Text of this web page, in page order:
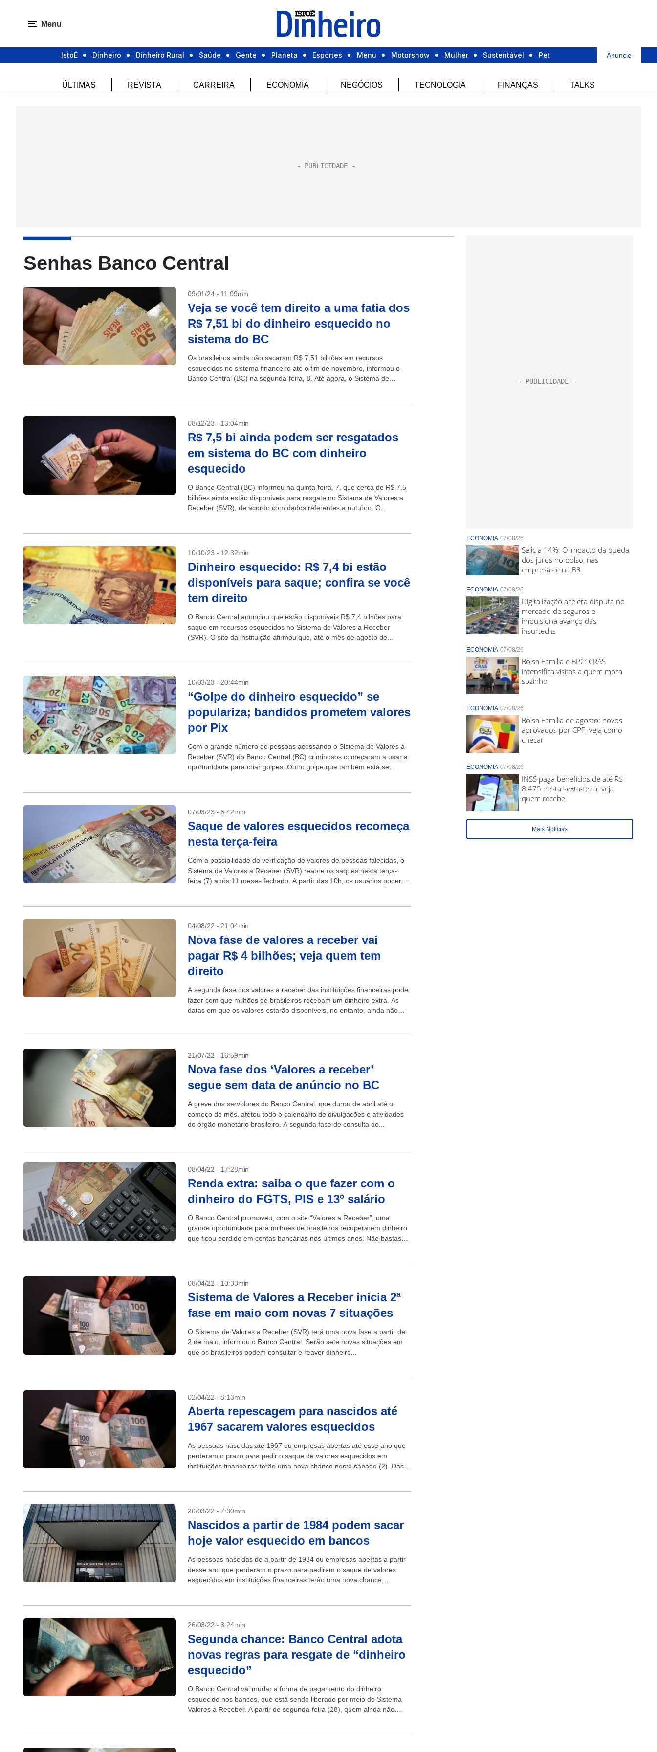
Menu
IstoÉ Dinheiro Dinheiro Rural Saúde Gente Planeta Esportes Menu Motorshow Mulher Sustentável Pet Anuncie
ÚLTIMAS REVISTA CARREIRA ECONOMIA NEGÓCIOS TECNOLOGIA FINANÇAS TALKS
Senhas Banco Central
09/01/24 - 11:09min
Veja se você tem direito a uma fatia dos
R$ 7,51 bi do dinheiro esquecido no
sistema do BC
Os brasileiros ainda não sacaram R$ 7,51 bilhões em recursos
esquecidos no sistema financeiro até o fim de novembro, informou o
Banco Central (BC) na segunda-feira, 8. Até agora, o Sistema de
08/12/23 - 13:04min
R$ 7,5 bi ainda podem ser resgatados
em sistema do BC com dinheiro
esquecido
O Banco Central (BC) informou na quinta-feira, 7, que cerca de R$ 7,5
bilhões ainda estão disponíveis para resgate no Sistema de Valores a
Receber (SVR), de acordo com dados referentes a outubro. O...
10/10/23 - 12:32min
Dinheiro esquecido: R$ 7,4 bi estão
disponíveis para saque; confira se você
tem direito
O Banco Central anunciou que estão disponíveis R$ 7,4 bilhões para
saque em recursos esquecidos no Sistema de Valores a Receber
(SVR). O site da instituição afirmou que, até o mês de agosto de...
10/03/23 - 20:44min
“Golpe do dinheiro esquecido” se
populariza; bandidos prometem valores
por Pix
Com o grande número de pessoas acessando o Sistema de Valores a
Receber (SVR) do Banco Central (BC) criminosos começaram a usar a
oportunidade para criar golpes. Outro golpe que também está se
07/03/23 - 6:42min
Saque de valores esquecidos recomeça
nesta terça-feira
Com a possibilidade de verificação de valores de pessoas falecidas, o
Sistema de Valores a Receber (SVR) reabre os saques nesta terça-
feira (7) após 11 meses fechado. A partir das 10h, os usuários poderão
04/08/22 - 21:04min
Nova fase de valores a receber vai
pagar R$ 4 bilhões; veja quem tem
direito
A segunda fase dos valores a receber das instituições financeiras pode
fazer com que milhões de brasileiros recebam um dinheiro extra. As
datas em que os valores estarão disponíveis, no entanto, ainda não
21/07/22 - 16:59min
Nova fase dos ‘Valores a receber’
segue sem data de anúncio no BC
A greve dos servidores do Banco Central, que durou de abril até o
começo do mês, afetou todo o calendário de divulgações e atividades
do órgão monetário brasileiro. A segunda fase de consulta do...
08/04/22 - 17:28min
Renda extra: saiba o que fazer com o
dinheiro do FGTS, PIS e 13º salário
O Banco Central promoveu, com o site “Valores a Receber”, uma
grande oportunidade para milhões de brasileiros recuperarem dinheiro
que ficou perdido em contas bancárias nos últimos anos. Não bastasse
08/04/22 - 10:33min
Sistema de Valores a Receber inicia 2ª
fase em maio com novas 7 situações
O Sistema de Valores a Receber (SVR) terá uma nova fase a partir de
2 de maio, informou o Banco Central. Serão sete novas situações em
que os brasileiros podem consultar e reaver dinheiro...
02/04/22 - 8:13min
Aberta repescagem para nascidos até
1967 sacarem valores esquecidos
As pessoas nascidas até 1967 ou empresas abertas até esse ano que
perderam o prazo para pedir o saque de valores esquecidos em
instituições financeiras terão uma nova chance neste sábado (2). Das
26/03/22 - 7:30min
Nascidos a partir de 1984 podem sacar
hoje valor esquecido em bancos
As pessoas nascidas de a partir de 1984 ou empresas abertas a partir
desse ano que perderam o prazo para pedirem o saque de valores
esquecidos em instituições financeiras terão uma nova chance
26/03/22 - 3:24min
Segunda chance: Banco Central adota
novas regras para resgate de “dinheiro
esquecido”
O Banco Central vai mudar a forma de pagamento do dinheiro
esquecido nos bancos, que está sendo liberado por meio do Sistema
Valores a Receber. A partir de segunda-feira (28), quem ainda não
ECONOMIA 07/08/26
Selic a 14%: O impacto da queda
dos juros no bolso, nas
empresas e na B3
ECONOMIA 07/08/26
Digitalização acelera disputa no
mercado de seguros e
impulsiona avanço das
insurtechs
ECONOMIA 07/08/26
Bolsa Família e BPC: CRAS
intensifica visitas a quem mora
sozinho
ECONOMIA 07/08/26
Bolsa Família de agosto: novos
aprovados por CPF; veja como
checar
ECONOMIA 07/08/26
INSS paga benefícios de até R$
8.475 nesta sexta-feira; veja
quem recebe
Mais Noticias